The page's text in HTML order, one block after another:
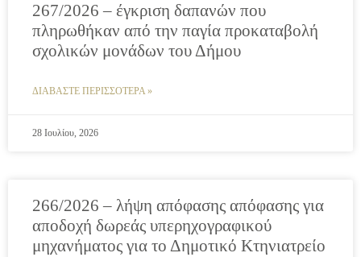
267/2026 – έγκριση δαπανών που
πληρωθήκαν από την παγία προκαταβολή
σχολικών μονάδων του Δήμου
ΔΙΑΒΑΣΤΕ ΠΕΡΙΣΣΟΤΕΡΑ »
28 Ιουλίου, 2026
266/2026 – λήψη απόφασης απόφασης για
αποδοχή δωρεάς υπερηχογραφικού
μηχανήματος για το Δημοτικό Κτηνιατρείο